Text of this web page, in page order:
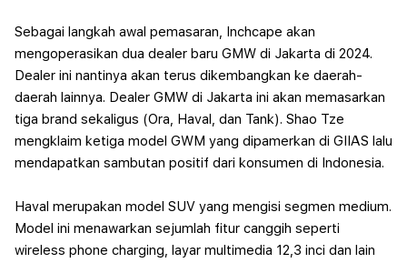
Sebagai langkah awal pemasaran, Inchcape akan
mengoperasikan dua dealer baru GMW di Jakarta di 2024.
Dealer ini nantinya akan terus dikembangkan ke daerah-
daerah lainnya. Dealer GMW di Jakarta ini akan memasarkan
tiga brand sekaligus (Ora, Haval, dan Tank). Shao Tze
mengklaim ketiga model GWM yang dipamerkan di GIIAS lalu
mendapatkan sambutan positif dari konsumen di Indonesia.
Haval merupakan model SUV yang mengisi segmen medium.
Model ini menawarkan sejumlah fitur canggih seperti
wireless phone charging, layar multimedia 12,3 inci dan lain